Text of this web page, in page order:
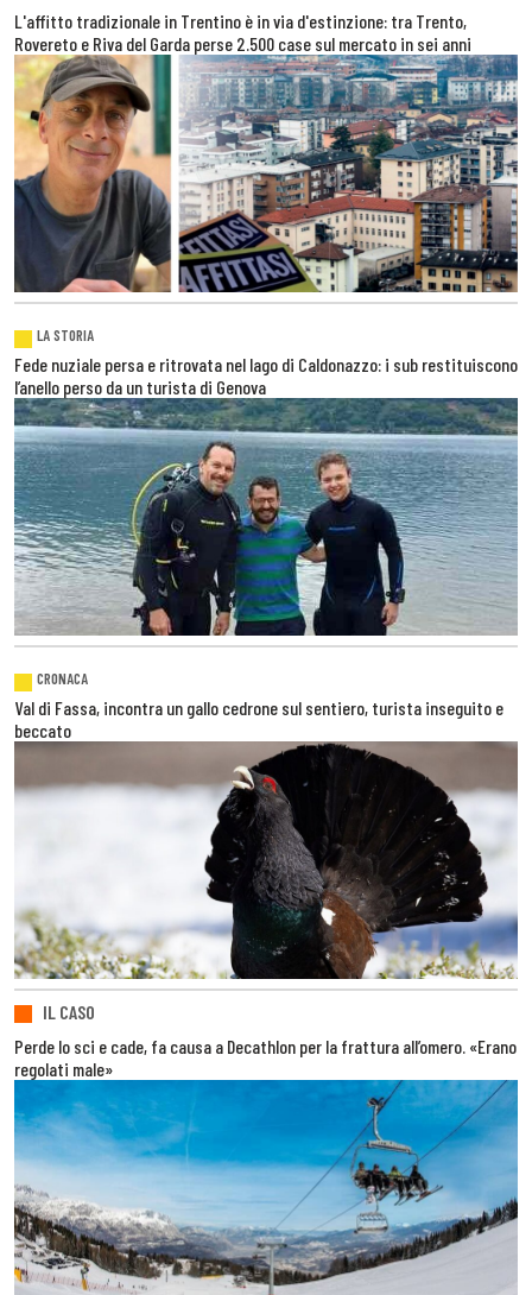
L'affitto tradizionale in Trentino è in via d'estinzione: tra Trento,
Rovereto e Riva del Garda perse 2.500 case sul mercato in sei anni
LA STORIA
Fede nuziale persa e ritrovata nel lago di Caldonazzo: i sub restituiscono
l’anello perso da un turista di Genova
CRONACA
Val di Fassa, incontra un gallo cedrone sul sentiero, turista inseguito e
beccato
IL CASO
Perde lo sci e cade, fa causa a Decathlon per la frattura all’omero. «Erano
regolati male»